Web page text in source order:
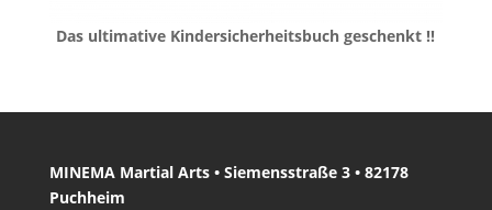
Das ultimative Kindersicherheitsbuch geschenkt !!
MINEMA Martial Arts • Siemensstraße 3 • 82178
Puchheim